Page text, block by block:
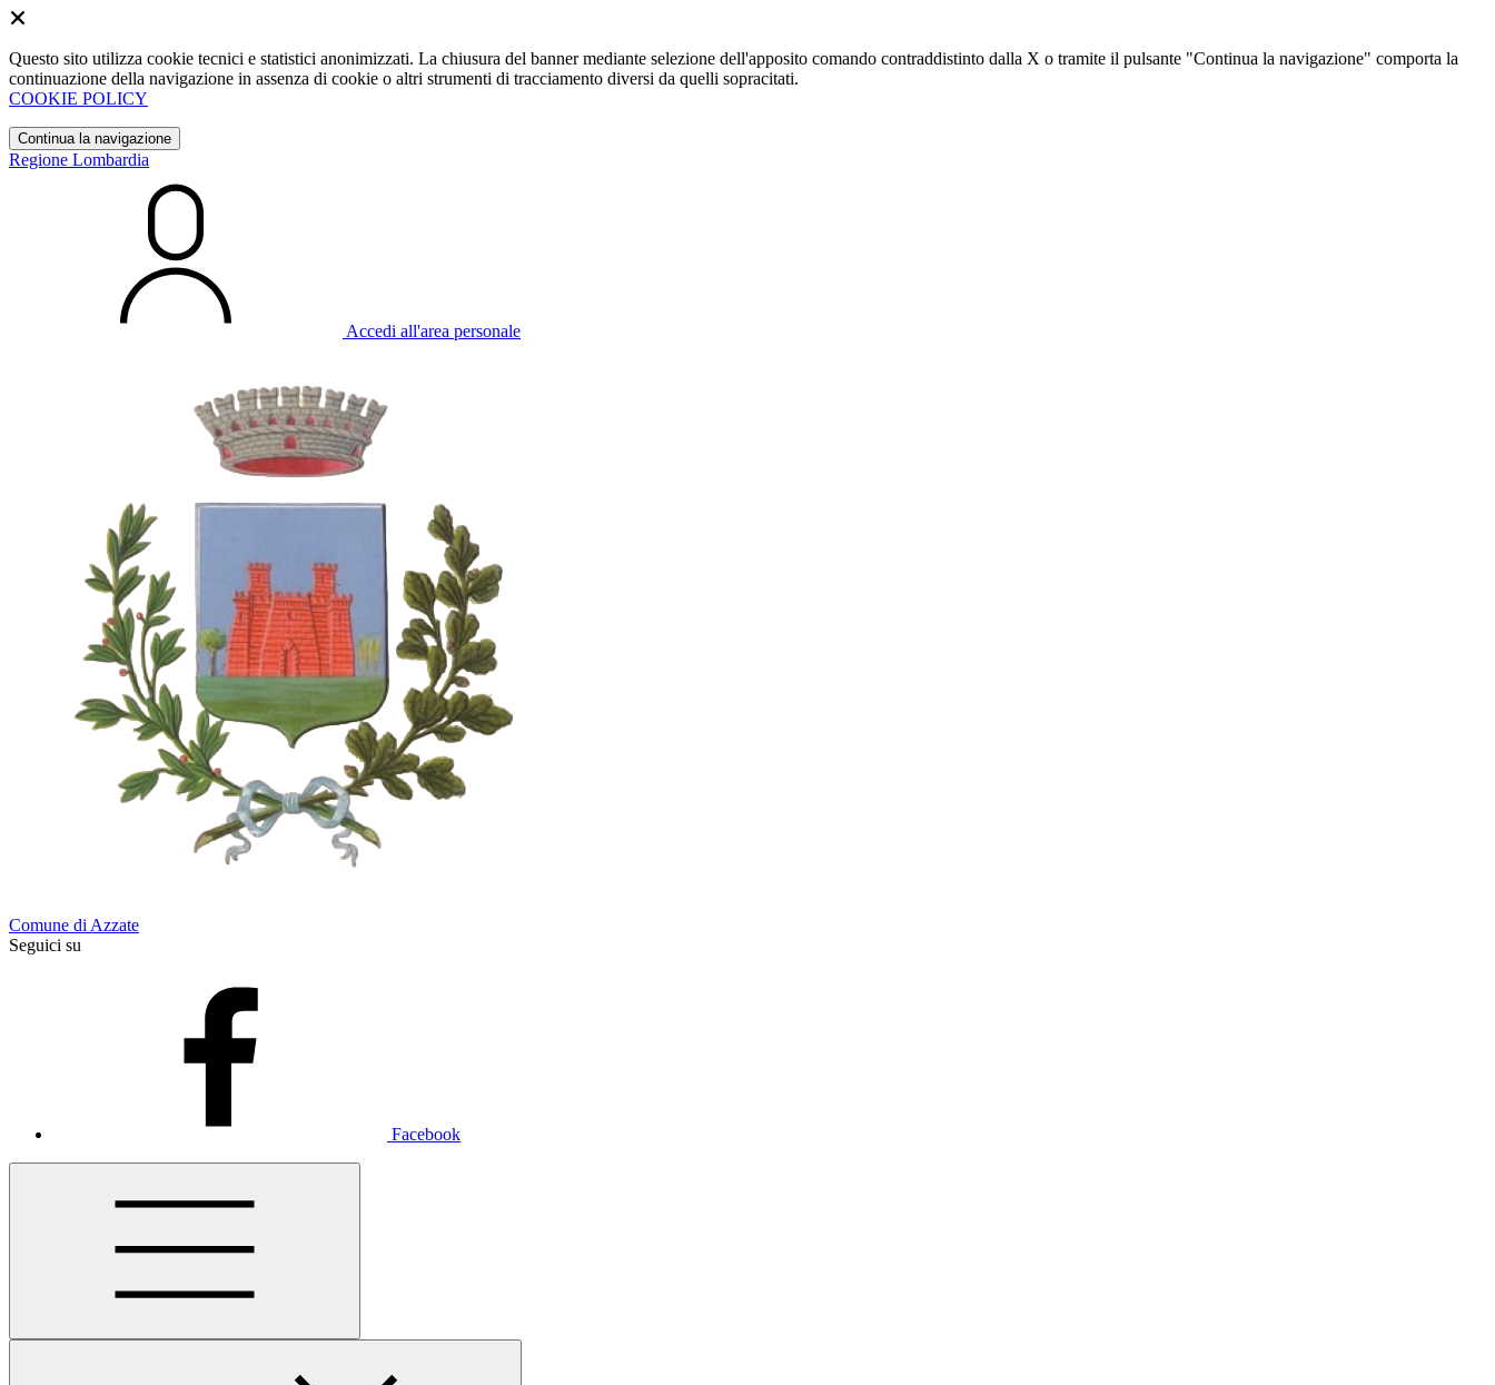
Questo sito utilizza cookie tecnici e statistici anonimizzati. La chiusura del banner mediante selezione dell'apposito comando contraddistinto dalla X o tramite il pulsante "Continua la navigazione" comporta la
continuazione della navigazione in assenza di cookie o altri strumenti di tracciamento diversi da quelli sopracitati.
COOKIE POLICY
Continua la navigazione
Regione Lombardia
Accedi all'area personale
Comune di Azzate
Seguici su
Facebook